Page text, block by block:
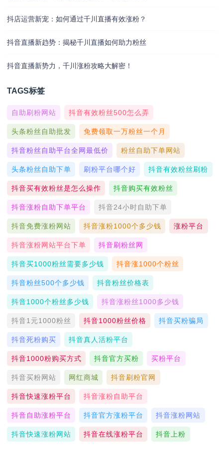
抖店运营新宠：如何通过千川直播有效涨粉？
抖音直播新趋势：揭秘千川直播如何助力粉丝
抖音直播新势力，千川涨粉攻略大解密！
TAGS标签
自助刷粉网站 抖音有效粉丝500怎么弄
头条粉丝自助批发 免费领取一万粉丝一个月
抖音粉丝自助平台全网最低价 粉丝自助下单网站
头条粉丝自助下单 刷粉平台哪个好 抖音有效粉丝刷粉
抖音买有效粉丝是怎么操作 抖音购买有效粉丝
抖音涨粉自助下单平台 抖音24小时自助下单
抖音免费涨粉网站 抖音涨粉1000个多少钱 涨粉平台
抖音涨粉网站平台下单 抖音刷粉丝网
抖音买1000粉丝需要多少钱 抖音涨1000个粉丝
抖音粉丝500个多少钱 抖音粉丝价格表
抖音1000个粉丝多少钱 抖音涨粉丝1000多少钱
抖音1元1000粉丝 抖音1000粉丝价格 抖音买粉骗局
抖音死粉购买 抖音真人活粉平台
抖音1000粉购买方式 抖音官方买粉 买粉平台
抖音买粉网站 网红商城 抖音刷粉官网
抖音快速涨粉平台 抖音涨粉自助平台
抖音自助涨粉平台 抖音官方涨粉平台 抖音涨粉网站
抖音快速涨粉网站 抖音在线涨粉平台 抖音上粉